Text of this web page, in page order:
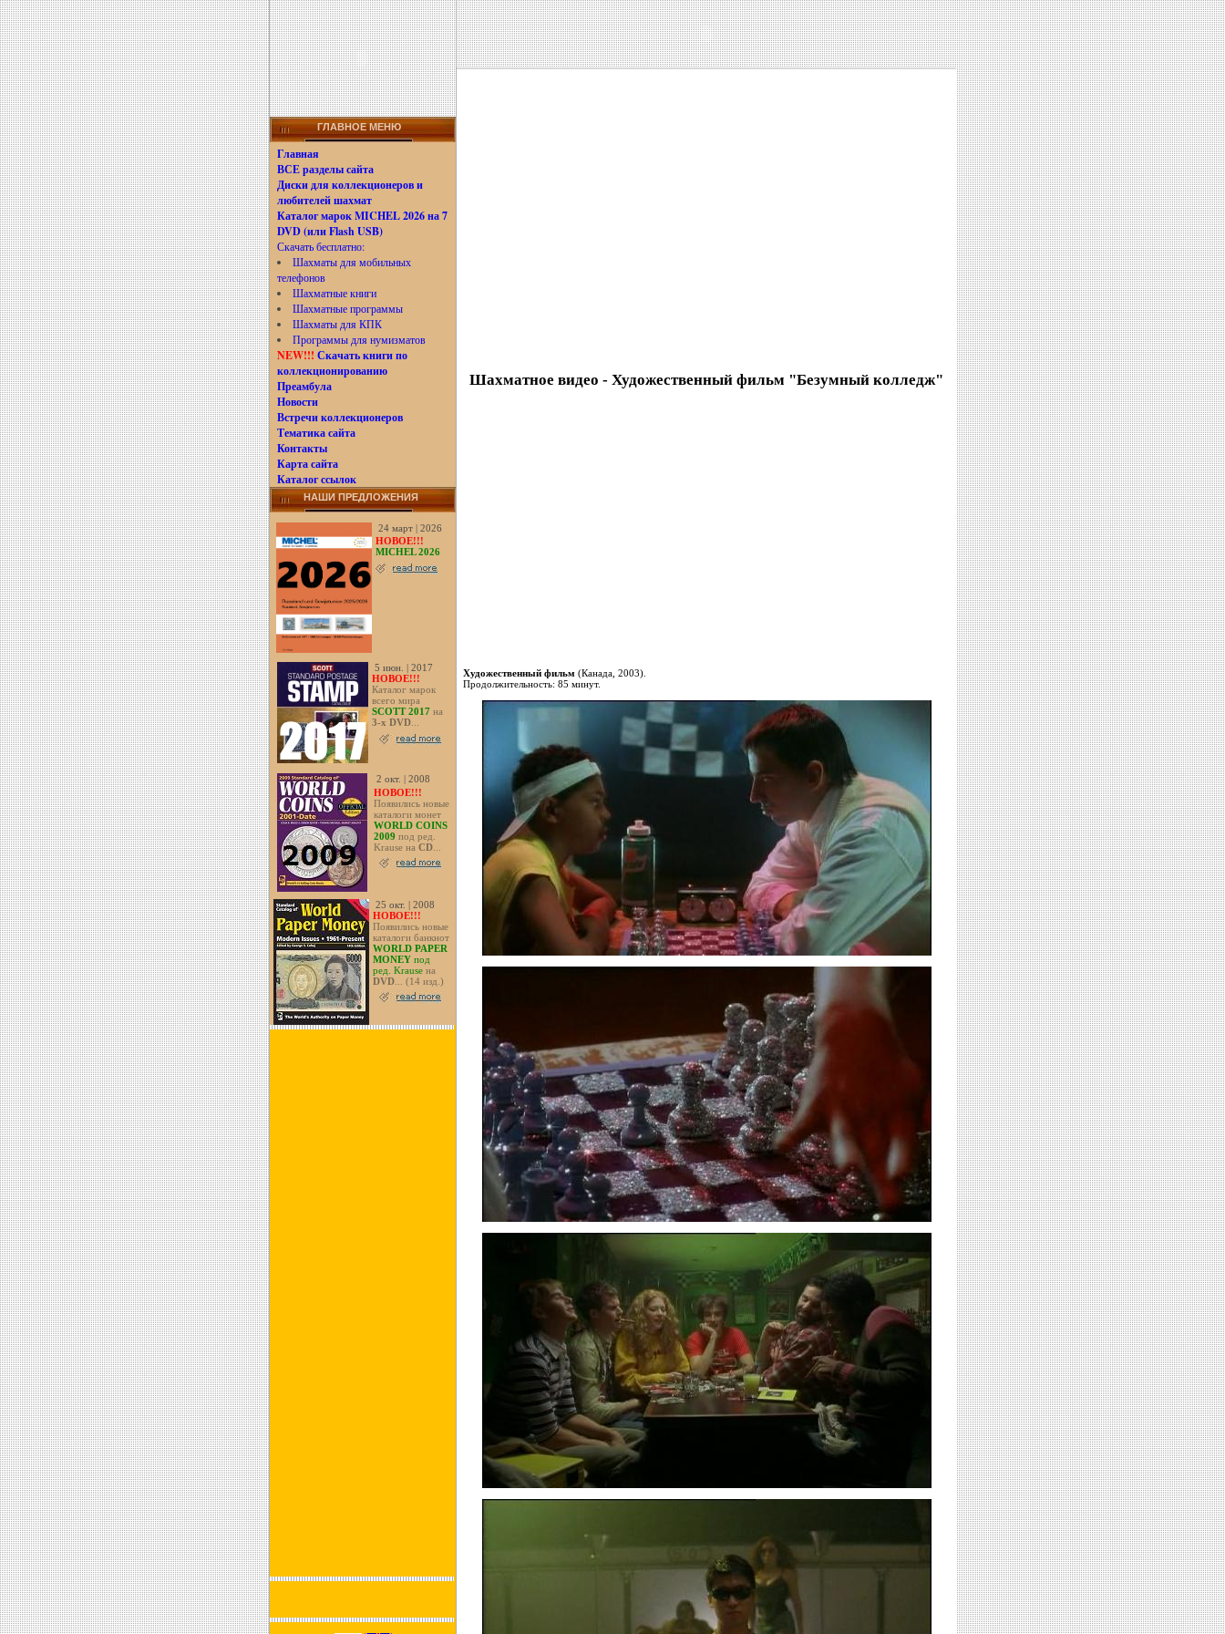
ГЛАВНОЕ МЕНЮ
Главная
ВСЕ разделы сайта
Диски для коллекционеров и
любителей шахмат
Каталог марок MICHEL 2026 на 7
DVD (или Flash USB)
Скачать бесплатно:
Шахматы для мобильных
телефонов
Шахматные книги
Шахматные программы
Шахматы для КПК
Программы для нумизматов
NEW!!! Скачать книги по
коллекционированию
Преамбула
Новости
Встречи коллекционеров
Тематика сайта
Контакты
Карта сайта
Каталог ссылок
НАШИ ПРЕДЛОЖЕНИЯ
24 март | 2026
НОВОЕ!!!
MICHEL 2026
5 июн. | 2017
НОВОЕ!!!
Каталог марок
всего мира
SCOTT 2017 на
3-х DVD
2 окт. | 2008
НОВОЕ!!!
Появились новые
каталоги монет
WORLD COINS
2009 под ред.
Krause на CD...
25 окт. | 2008
НОВОЕ!!!
Появились новые
каталоги банкнот
WORLD PAPER
MONEY под
ред. Krause на
DVD ... (14 изд.)
Шахматное видео - Художественный фильм "Безумный колледж"
Художественный фильм (Канада, 2003).
Продолжительность: 85 минут.